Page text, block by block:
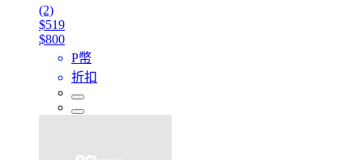
(2)
$519
$800
P幣
折扣